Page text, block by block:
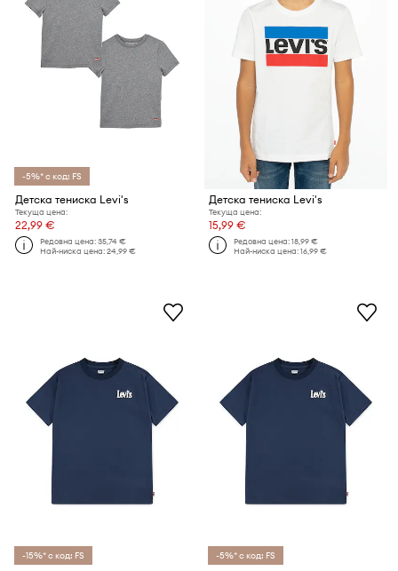
-5%* с код: FS
Детска тениска Levi's
Текуща цена:
22,99 €
Редовна цена:35,74 €
Най-ниска цена:24,99 €
Детска тениска Levi's
Текуща цена:
15,99 €
Редовна цена:18,99 €
Най-ниска цена:16,99 €
-15%* с код: FS -5%* с код: FS